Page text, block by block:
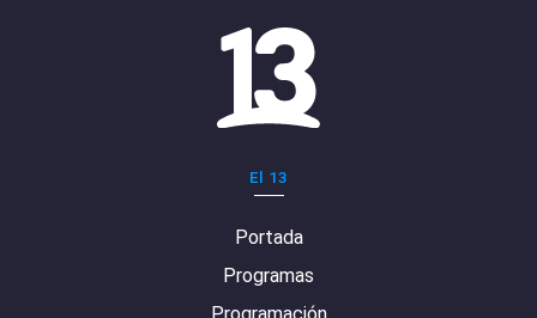
El 13
Portada
Programas
Programación